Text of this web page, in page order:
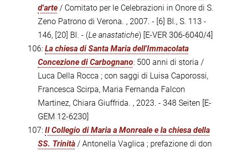
d'arte / Comitato per le Celebrazioni in Onore di S.
Zeno Patrono di Verona. , 2007. - [6] Bl., S. 113 -
146, [20] Bl. - (Le anastatiche) [E-VER 306-6040/4]
106: La chiesa di Santa Maria dell'Immacolata
Concezione di Carbognano: 500 anni di storia /
Luca Della Rocca ; con saggi di Luisa Caporossi,
Francesca Scirpa, Maria Fernanda Falcon
Martinez, Chiara Giuffrida. , 2023. - 348 Seiten [E-
GEM 12-6230]
107: Il Collegio di Maria a Monreale e la chiesa della
SS. Trinità / Antonella Vaglica ; prefazione di don